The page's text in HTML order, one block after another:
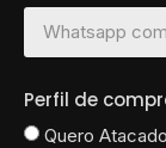
Perfil de
Quero Atacado